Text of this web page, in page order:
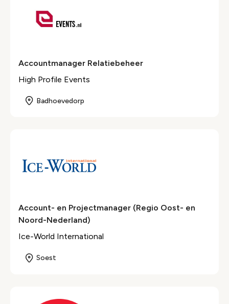
Accountmanager Relatiebeheer
High Profile Events
Badhoevedorp
Account- en Projectmanager (Regio Oost- en
Noord-Nederland)
Ice-World International
Soest